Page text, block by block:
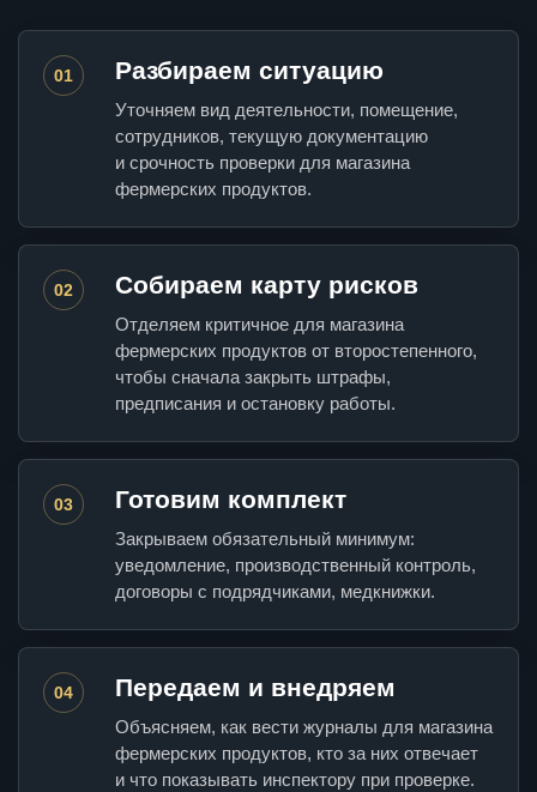
01 Разбираем ситуацию
Уточняем вид деятельности, помещение,
сотрудников, текущую документацию
и срочность проверки для магазина
фермерских продуктов.
02 Собираем карту рисков
Отделяем критичное для магазина
фермерских продуктов от второстепенного,
чтобы сначала закрыть штрафы,
предписания и остановку работы.
03 Готовим комплект
Закрываем обязательный минимум:
уведомление, производственный контроль,
договоры с подрядчиками, медкнижки.
04 Передаем и внедряем
Объясняем, как вести журналы для магазина
фермерских продуктов, кто за них отвечает
и что показывать инспектору при проверке.